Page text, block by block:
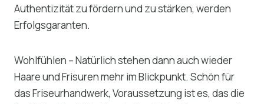
Authentizität zu fördern und zu stärken, werden
Erfolgsgaranten.
Wohlfühlen – Natürlich stehen dann auch wieder
Haare und Frisuren mehr im Blickpunkt. Schön für
das Friseurhandwerk, Voraussetzung ist es, das die